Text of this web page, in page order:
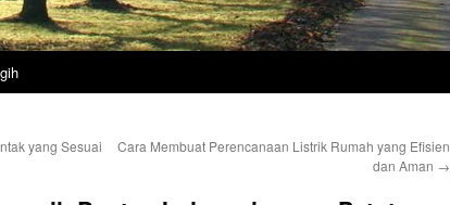
yang Sesuai
Cara Membuat Perencanaan Listrik Rumah yang Efisien
dan Aman →